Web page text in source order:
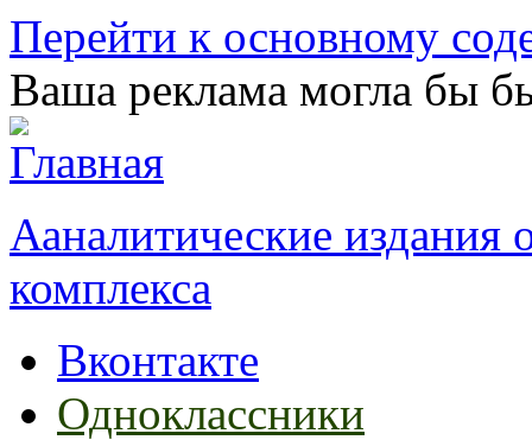
Перейти к основному
Ваша реклама могла бы
Ааналитические
комплекса
Вконтакте
Одноклассники